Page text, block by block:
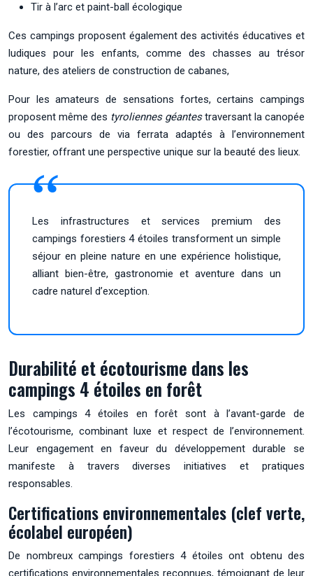
Tir à l’arc et paint-ball écologique
Ces campings proposent également des activités éducatives et
ludiques pour les enfants, comme des chasses au trésor
nature, des ateliers de construction de cabanes,
Pour les amateurs de sensations fortes, certains campings
proposent même des tyroliennes géantestraversant la canopée
ou des parcours de via ferrata adaptés à l’environnement
forestier, offrant une perspective unique sur la beauté des lieux.
Les infrastructures et services premium des
campings forestiers 4 étoiles transforment un simple
séjour en pleine nature en une expérience holistique,
alliant bien-être, gastronomie et aventure dans un
cadre naturel d’exception.
Durabilité et écotourisme dans les
campings 4 étoiles en forêt
Les campings 4 étoiles en forêt sont à l’avant-garde de
l’écotourisme, combinant luxe et respect de l’environnement.
Leur engagement en faveur du développement durable se
manifeste à travers diverses initiatives et pratiques
responsables.
Certifications environnementales (clef verte,
écolabel européen)
De nombreux campings forestiers 4 étoiles ont obtenu des
certifications environnementales reconnues, témoignant de leur